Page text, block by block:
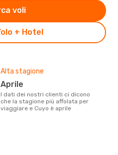
+ Hotel
voli
Alta stagione
aprile
I dati dei nostri clienti ci dicono
che la stagione più affolata per
viaggiare e Cuyo è aprile